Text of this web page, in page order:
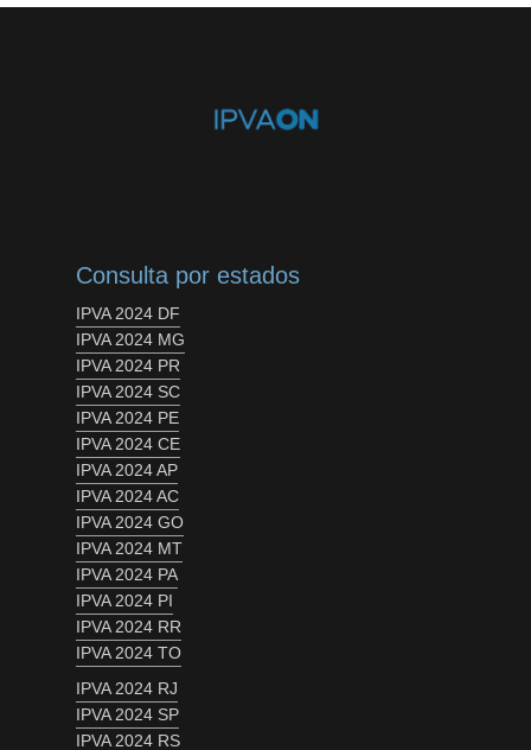
Consulta por estados
IPVA 2024 DF
IPVA 2024 MG
IPVA 2024 PR
IPVA 2024 SC
IPVA 2024 PE
IPVA 2024 CE
IPVA 2024 AP
IPVA 2024 AC
IPVA 2024 GO
IPVA 2024 MT
IPVA 2024 PA
IPVA 2024 PI
IPVA 2024 RR
IPVA 2024 TO
IPVA 2024 RJ
IPVA 2024 SP
IPVA 2024 RS